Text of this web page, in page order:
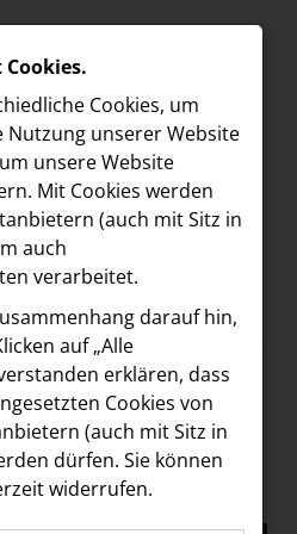
Eve 2024
Vienna
Cookies, um
Nutzung unserer Website
unsere Website
Mit Cookies werden
(auch mit Sitz in
auch
verarbeitet.
darauf hin,
auf „Alle
erklären, dass
Cookies von
(auch mit Sitz in
dürfen. Sie können
widerrufen.